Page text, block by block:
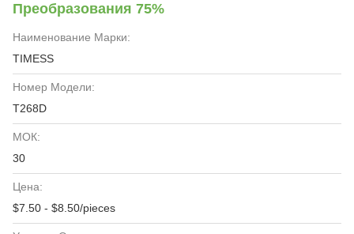
Преобразования 75%
Наименование Марки:
TIMESS
Номер Модели:
T268D
МОК:
30
Цена:
$7.50 - $8.50/pieces